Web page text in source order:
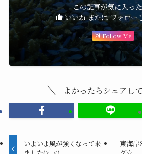
この記事が気に入っ
いいね または フォロー
Follow Me
よかったらシェアし
いよいよ風が強くなって来
東海岸